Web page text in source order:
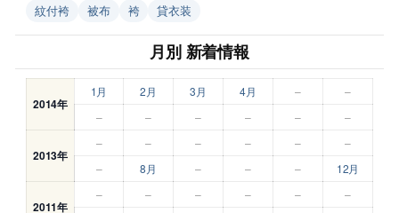
紋付袴
被布 袴 貸衣装
月別 新着情報
2014年
1月 2月 3月 4月 –
–
–
– – – – –
2013年
– – – – –
–
–
8月 – – – 12月
2011年
– – – – –
–